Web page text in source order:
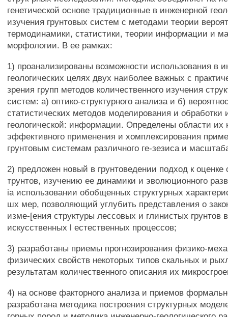
генетической основе традиционные в инженерной
изучения грунтовых систем с методами теории
термодинамики, статистики, теории информации и
морфологии. В ее рамках:
1) проанализированы возможности использования в
геологических целях двух наиболее важных с
зрения групп методов количественного изучения
систем: а) оптико-структурного анализа и б)
статистических методов моделирования и обработки
геологической: информации. Определены области их
эффективного применения и хомплексирования
грунтовым системам различного ге-зезиса и
2) предложен новый в грунтоведении подход к оценке
трунтов, изучению ее динамики и эволюционного
ia использовании обобщенных структурных
шх мер, позволяющий углубить представления о
изме-[ения структуры лессовых и глинистых грунтов
искусственных l естественных процессов;
3) разработаны приемы прогнозирования физико-
физических свойств некоторых типов скальных и
результатам количественного описания их
4) на основе факторного анализа и приемов
разработана методика построения структурных